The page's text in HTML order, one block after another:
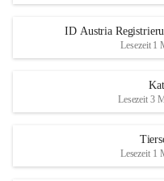
ID Austria
Lesezeit 1
Lesezeit 3
Lesezeit 1